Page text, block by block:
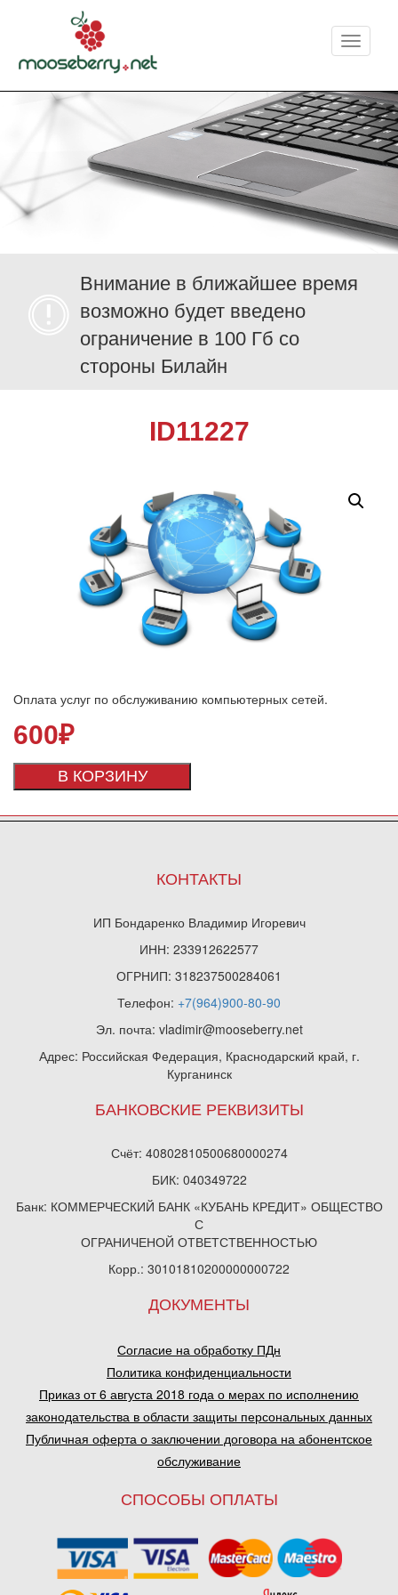
Меню
Внимание в ближайшее время
возможно будет введено
ограничение в 100 Гб со
стороны Билайн
ID11227
Оплата услуг по обслуживанию компьютерных сетей.
600₽
В КОРЗИНУ
КОНТАКТЫ
ИП Бондаренко Владимир Игоревич
ИНН: 233912622577
ОГРНИП: 318237500284061
Телефон: +7(964)900-80-90
Эл. почта: vladimir@mooseberry.net
Адрес: Российская Федерация, Краснодарский край, г.
Курганинск
БАНКОВСКИЕ РЕКВИЗИТЫ
Счёт: 40802810500680000274
БИК: 040349722
Банк: КОММЕРЧЕСКИЙ БАНК «КУБАНЬ КРЕДИТ» ОБЩЕСТВО
С
ОГРАНИЧЕНОЙ ОТВЕТСТВЕННОСТЬЮ
Корр.: 30101810200000000722
ДОКУМЕНТЫ
Согласие на обработку ПДн
Политика конфиденциальности
Приказ от 6 августа 2018 года о мерах по исполнению
законодательства в области защиты персональных данных
Публичная оферта о заключении договора на абонентское
обслуживание
СПОСОБЫ ОПЛАТЫ